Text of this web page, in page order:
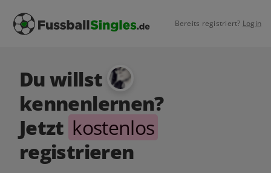
Bereits registriert? Login
Du willst
kennenlernen?
Jetzt kostenlos
registrieren